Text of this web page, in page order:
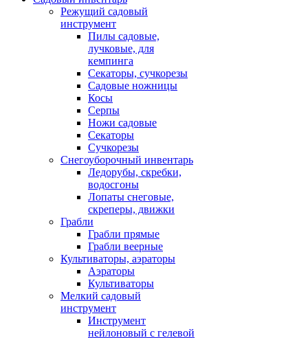
Режущий садовый
инструмент
Пилы садовые,
лучковые, для
кемпинга
Секаторы, сучкорезы
Садовые ножницы
Косы
Серпы
Ножи садовые
Секаторы
Сучкорезы
Снегоуборочный инвентарь
Ледорубы, скребки,
водосгоны
Лопаты снеговые,
скреперы, движки
Грабли
Грабли прямые
Грабли веерные
Культиваторы, аэраторы
Аэраторы
Культиваторы
Мелкий садовый
инструмент
Инструмент
нейлоновый с гелевой